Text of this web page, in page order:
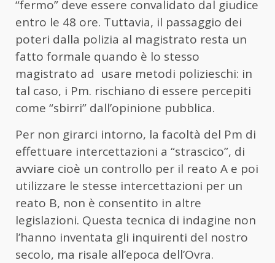
“fermo” deve essere convalidato dal giudice
entro le 48 ore. Tuttavia, il passaggio dei
poteri dalla polizia al magistrato resta un
fatto formale quando è lo stesso
magistrato ad usare metodi polizieschi: in
tal caso, i Pm. rischiano di essere percepiti
come “sbirri” dall’opinione pubblica.
Per non girarci intorno, la facoltà del Pm di
effettuare intercettazioni a “strascico”, di
avviare cioè un controllo per il reato A e poi
utilizzare le stesse intercettazioni per un
reato B, non è consentito in altre
legislazioni. Questa tecnica di indagine non
l’hanno inventata gli inquirenti del nostro
secolo, ma risale all’epoca dell’Ovra.